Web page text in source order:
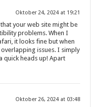
Oktober 24, 2024 at 19:21
your web site might be
problems. When I
it looks fine but when
issues. I simply
quick heads up! Apart
Oktober 26, 2024 at 03:48